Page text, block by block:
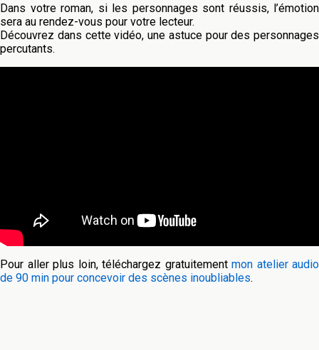
Dans votre roman, si les personnages sont réussis, l’émotion
sera au rendez-vous pour votre lecteur.
Découvrez dans cette vidéo, une astuce pour des personnages
percutants.
Pour aller plus loin, téléchargez gratuitement mon atelier audio
de 90 min pour concevoir des scènes inoubliables.